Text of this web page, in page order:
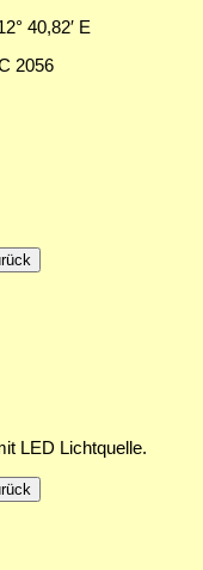
40,82′ E
2056
LED Lichtquelle.